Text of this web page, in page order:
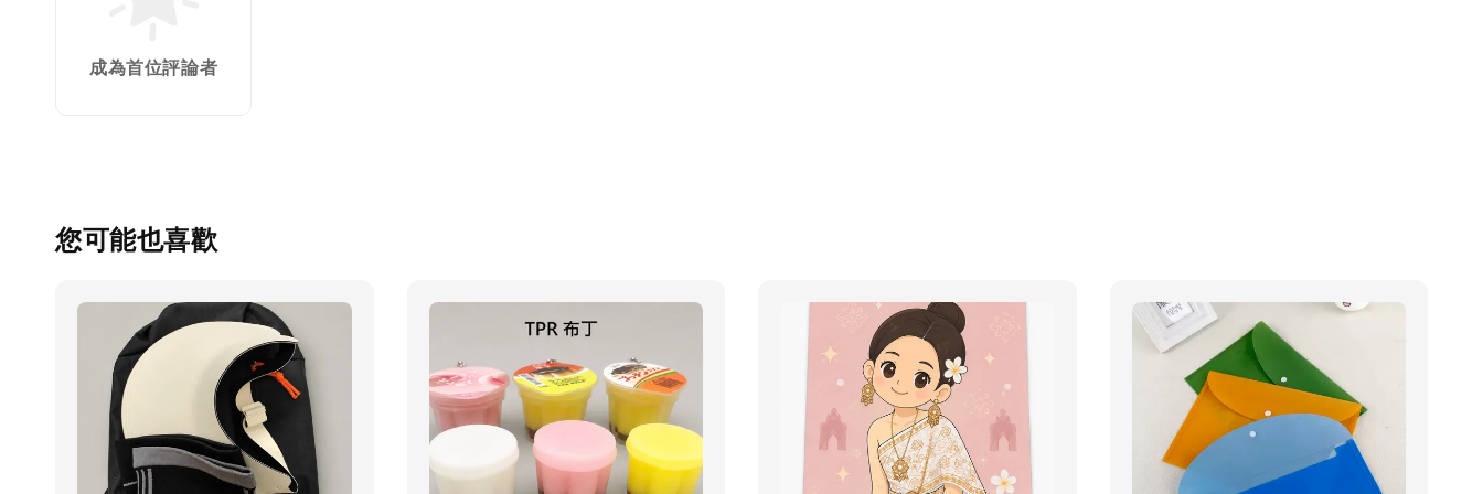
成為首位評論者
您可能也喜歡